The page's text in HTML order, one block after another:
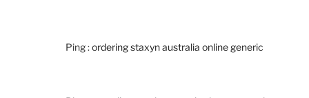
Ping :ordering staxyn australia online generic